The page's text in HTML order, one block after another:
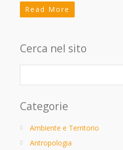
Read More
Cerca nel sito
Categorie
Ambiente e Territorio
Antropologia